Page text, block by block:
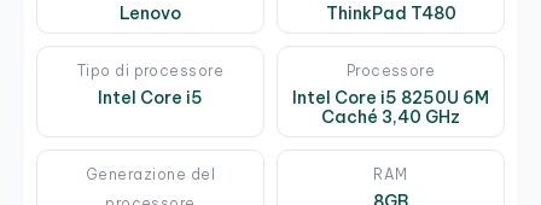
Lenovo ThinkPad T480
Tipo di processore
Intel Core i5
Processore
Intel Core i5 8250U 6M
Caché 3,40 GHz
Generazione del
RAM